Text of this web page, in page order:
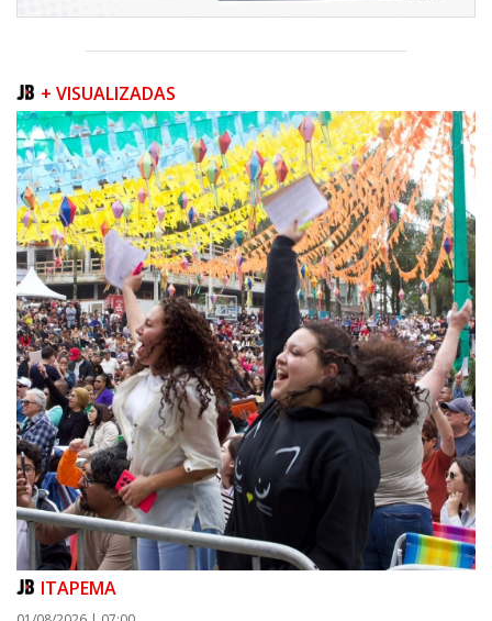
06/08/2026 | 07:00
Inscrições para a exploração da gastronomia do 14º Acampamento
Farroupilha estão abertas
CAMBORIÚ
+ VISUALIZADAS
ITAPEMA